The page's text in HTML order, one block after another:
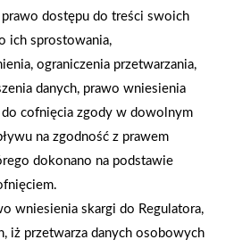
prawo dostępu do treści swoich
ich sprostowania,
ograniczenia przetwarzania,
danych, prawo wniesienia
cofnięcia zgody w dowolnym
na zgodność z prawem
dokonano na podstawie
wniesienia skargi do Regulatora,
iż przetwarza danych osobowych